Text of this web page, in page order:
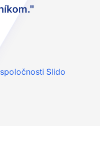
Slido